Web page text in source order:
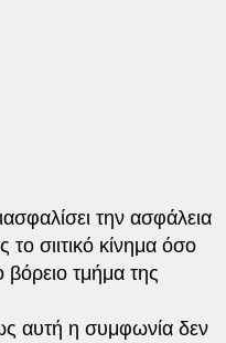
την ασφάλεια
σιιτικό κίνημα όσο
τμήμα της
αυτή η συμφωνία δεν